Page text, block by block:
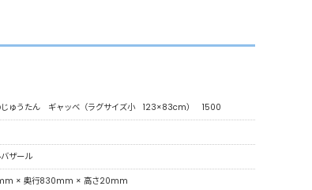
じゅうたん ギャッベ（ラグサイズ小 123×83cm） 1500
ザール
× 奥行830mm × 高さ20mm